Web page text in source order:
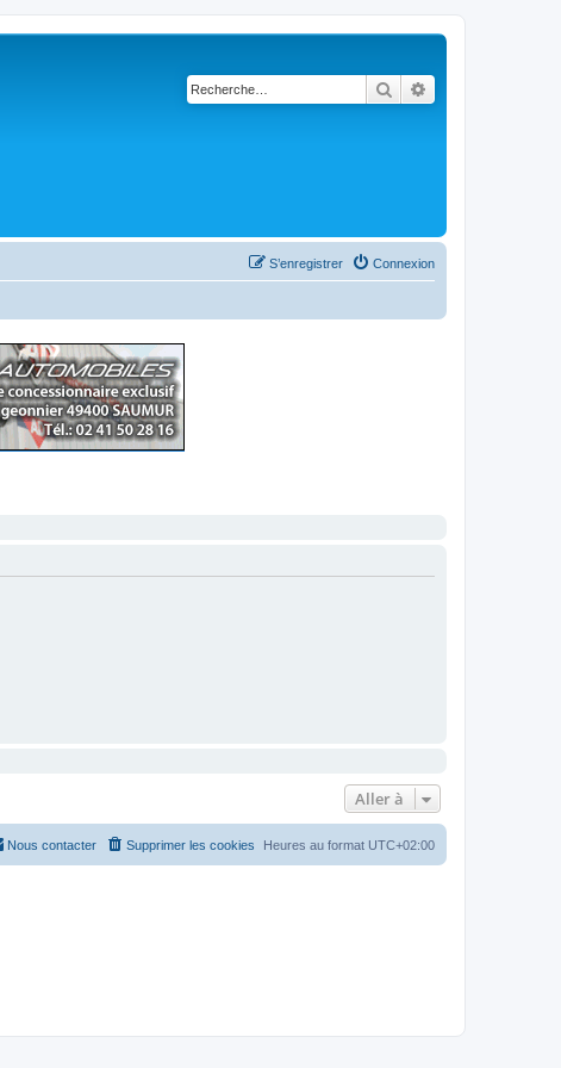
Rechercher
Connexion
S’enregistrer
Aller à
Heures au format UTC+02:00
Supprimer les cookies
Nous contacter